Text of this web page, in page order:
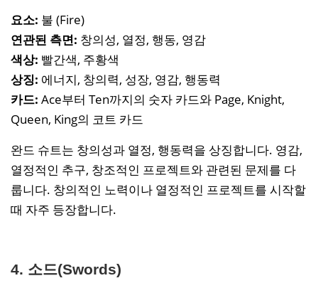
요소: 불 (Fire)
연관된 측면: 창의성, 열정, 행동, 영감
색상: 빨간색, 주황색
상징: 에너지, 창의력, 성장, 영감, 행동력
카드: Ace부터 Ten까지의 숫자 카드와 Page, Knight,
Queen, King의 코트 카드
완드 슈트는 창의성과 열정, 행동력을 상징합니다. 영감,
열정적인 추구, 창조적인 프로젝트와 관련된 문제를 다
룹니다. 창의적인 노력이나 열정적인 프로젝트를 시작할
때 자주 등장합니다.
4. 소드(Swords)